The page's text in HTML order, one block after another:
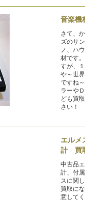
音楽機
さて、
ズのサ
ノ、ハ
材です
すが、
や～世
ですね
ラーや
ども買
さい！
エルメ
計 買
中古品
計、付
スに関
買取に
意して